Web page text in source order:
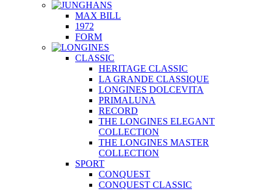
MAX BILL
1972
FORM
CLASSIC
HERITAGE CLASSIC
LA GRANDE CLASSIQUE
LONGINES DOLCEVITA
PRIMALUNA
RECORD
THE LONGINES ELEGANT
COLLECTION
THE LONGINES MASTER
COLLECTION
SPORT
CONQUEST
CONQUEST CLASSIC